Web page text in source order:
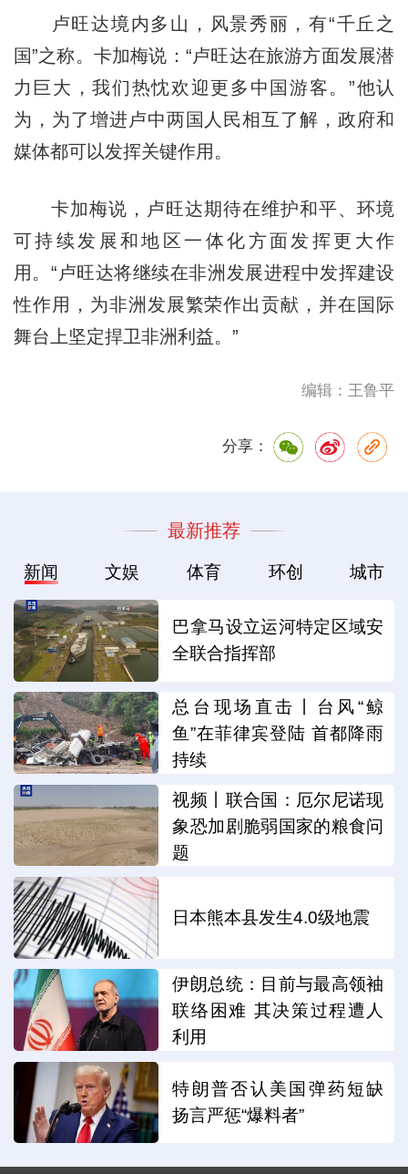
卢旺达境内多山，风景秀丽，有“千丘之
国”之称。卡加梅说：“卢旺达在旅游方面发展潜
力巨大，我们热忱欢迎更多中国游客。”他认
为，为了增进卢中两国人民相互了解，政府和
媒体都可以发挥关键作用。
卡加梅说，卢旺达期待在维护和平、环境
可持续发展和地区一体化方面发挥更大作
用。“卢旺达将继续在非洲发展进程中发挥建设
性作用，为非洲发展繁荣作出贡献，并在国际
舞台上坚定捍卫非洲利益。”
编辑：王鲁平
分享：
最新推荐
新闻 文娱 体育 环创 城市
巴拿马设立运河特定区域安
全联合指挥部
总台现场直击丨台风“鲸
鱼”在菲律宾登陆 首都降雨
持续
视频丨联合国：厄尔尼诺现
象恐加剧脆弱国家的粮食问
题
日本熊本县发生4.0级地震
伊朗总统：目前与最高领袖
联络困难 其决策过程遭人
利用
特朗普否认美国弹药短缺
扬言严惩“爆料者”